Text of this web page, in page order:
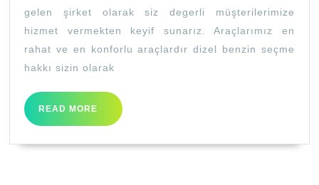
gelen şirket olarak siz degerli müşterilerimize
hizmet vermekten keyif sunarız. Araçlarımız en
rahat ve en konforlu araçlardır dizel benzin seçme
hakkı sizin olarak
READ MORE
READ
MORE